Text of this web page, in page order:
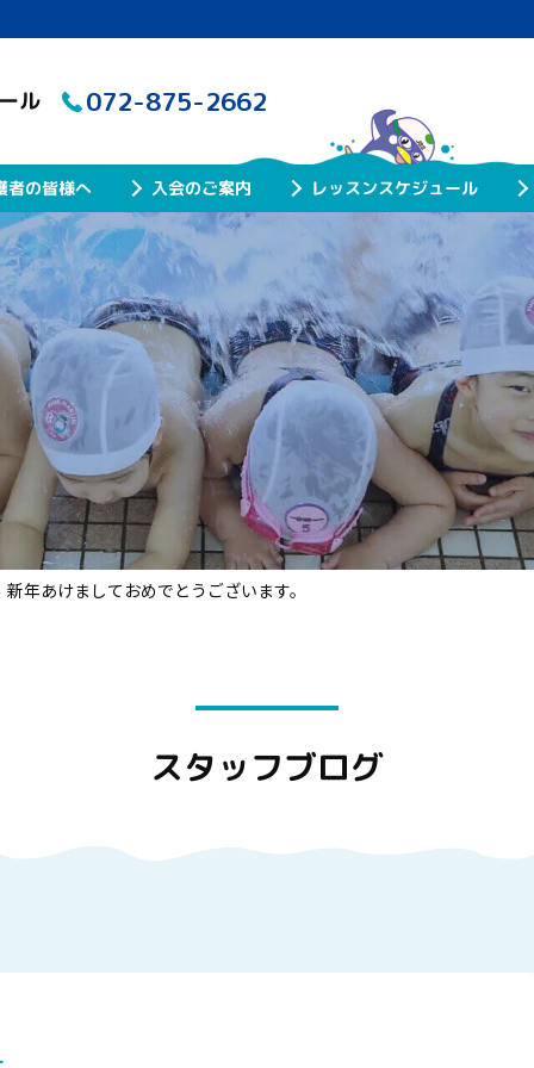
ル 072-875-2662
者の皆様へ 入会のご案内 レッスンスケジュール
新年あけましておめでとうございます。
スタッフブログ